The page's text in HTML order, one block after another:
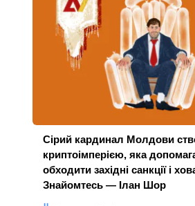
Сірий кардинал Молдови
криптоімперією, яка
обходити західні санкції і
Знайомтесь — Ілан Шор